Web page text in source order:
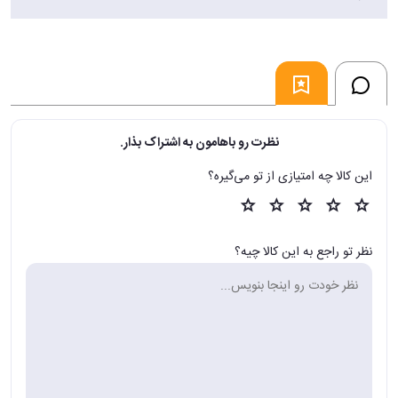
نظرت رو باهامون به اشتراک بذار.
این کالا چه امتیازی از تو می‌گیره؟
نظر تو راجع به این کالا چیه؟